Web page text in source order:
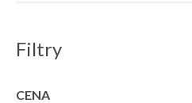
Filtry
CENA